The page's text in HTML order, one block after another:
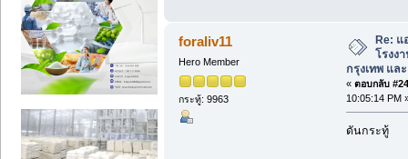
foraliv11
Hero Member
กระทู้: 9963
Re: แ
โรงง
กรุงเทพ แล
« ตอบกลับ
10:05:14 PM
ดันกระทู้